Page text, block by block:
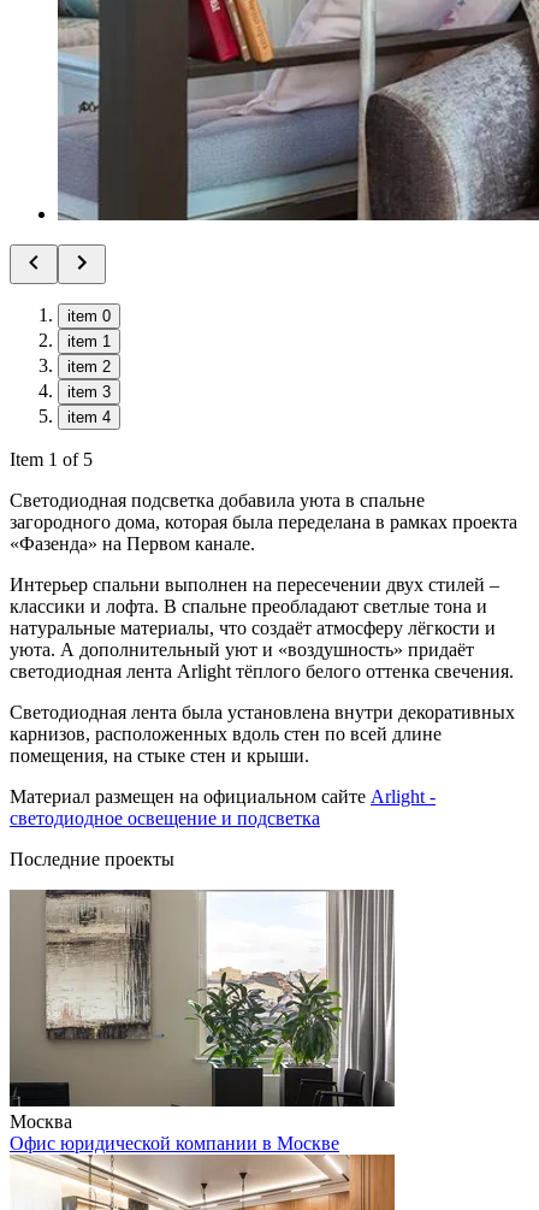
item 0
item 1
item 2
item 3
item 4
Item 1 of 5
Светодиодная подсветка добавила уюта в спальне
загородного дома, которая была переделана в рамках проекта
«Фазенда» на Первом канале.
Интерьер спальни выполнен на пересечении двух стилей –
классики и лофта. В спальне преобладают светлые тона и
натуральные материалы, что создаёт атмосферу лёгкости и
уюта. А дополнительный уют и «воздушность» придаёт
светодиодная лента Arlight тёплого белого оттенка свечения.
Светодиодная лента была установлена внутри декоративных
карнизов, расположенных вдоль стен по всей длине
помещения, на стыке стен и крыши.
Материал размещен на официальном сайте Arlight -
светодиодное освещение и подсветка
Последние проекты
Москва
Офис юридической компании в Москве